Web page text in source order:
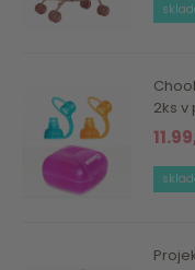
2ks v